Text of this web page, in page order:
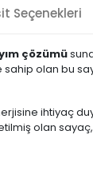
Seçenekleri
çözümü
olan bu
ihtiyaç
olan sayaç,